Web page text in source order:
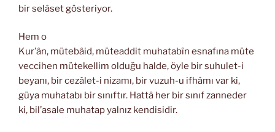
bir selâset gösteriyor.
Hem o
Kur’ân, mütebâid, müteaddit muhatabîn esnafına müte
veccihen mütekellim olduğu halde, öyle bir suhulet-i
beyanı, bir cezâlet-i nizamı, bir vuzuh-u ifhâmı var ki,
güya muhatabı bir sınıftır. Hattâ her bir sınıf zanneder
ki, bil’asale muhatap yalnız kendisidir.